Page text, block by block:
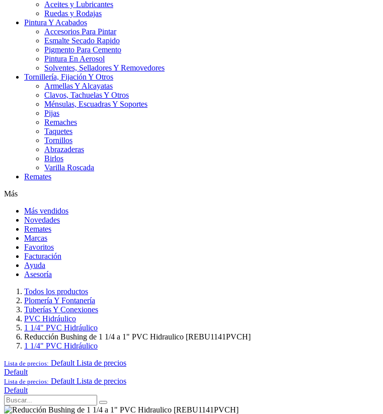
Aceites y Lubricantes
Ruedas y Rodajas
Pintura Y Acabados
Accesorios Para Pintar
Esmalte Secado Rapido
Pigmento Para Cemento
Pintura En Aerosol
Solventes, Selladores Y Removedores
Tornillería, Fijación Y Otros
Armellas Y Alcayatas
Clavos, Tachuelas Y Otros
Ménsulas, Escuadras Y Soportes
Pijas
Remaches
Taquetes
Tornillos
Abrazaderas
Birlos
Varilla Roscada
Remates
Más
Más vendidos
Novedades
Remates
Marcas
Favoritos
Facturación
Ayuda
Asesoría
Todos los productos
Plomería Y Fontanería
Tuberías Y Conexiones
PVC Hidráulico
1 1/4" PVC Hidráulico
Reducción Bushing de 1 1/4 a 1" PVC Hidraulico [REBU1141PVCH]
1 1/4" PVC Hidráulico
Lista de precios: Default Lista de precios
Default
Lista de precios: Default Lista de precios
Default